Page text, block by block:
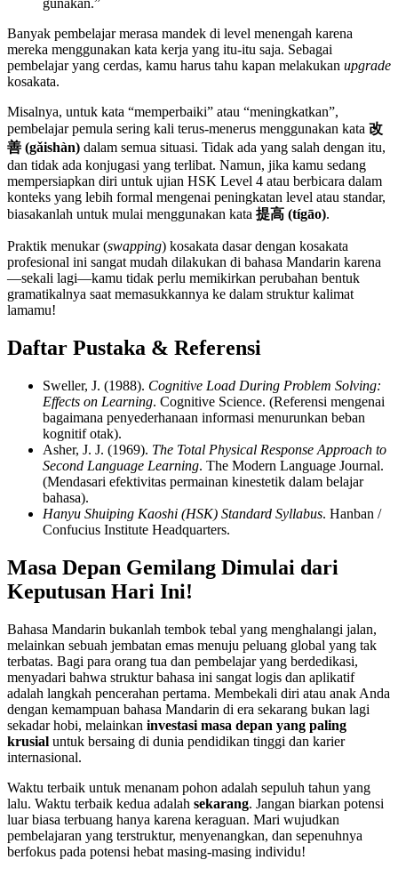
gunakan.”
Banyak pembelajar merasa mandek di level menengah karena
mereka menggunakan kata kerja yang itu-itu saja. Sebagai
pembelajar yang cerdas, kamu harus tahu kapan melakukan upgrade
kosakata.
Misalnya, untuk kata “memperbaiki” atau “meningkatkan”,
pembelajar pemula sering kali terus-menerus menggunakan kata 改
善 (gǎishàn) dalam semua situasi. Tidak ada yang salah dengan itu,
dan tidak ada konjugasi yang terlibat. Namun, jika kamu sedang
mempersiapkan diri untuk ujian HSK Level 4 atau berbicara dalam
konteks yang lebih formal mengenai peningkatan level atau standar,
biasakanlah untuk mulai menggunakan kata 提高 (tígāo).
Praktik menukar (swapping) kosakata dasar dengan kosakata
profesional ini sangat mudah dilakukan di bahasa Mandarin karena
—sekali lagi—kamu tidak perlu memikirkan perubahan bentuk
gramatikalnya saat memasukkannya ke dalam struktur kalimat
lamamu!
Daftar Pustaka & Referensi
Sweller, J. (1988). Cognitive Load During Problem Solving:
Effects on Learning. Cognitive Science. (Referensi mengenai
bagaimana penyederhanaan informasi menurunkan beban
kognitif otak).
Asher, J. J. (1969). The Total Physical Response Approach to
Second Language Learning. The Modern Language Journal.
(Mendasari efektivitas permainan kinestetik dalam belajar
bahasa).
Hanyu Shuiping Kaoshi (HSK) Standard Syllabus. Hanban /
Confucius Institute Headquarters.
Masa Depan Gemilang Dimulai dari
Keputusan Hari Ini!
Bahasa Mandarin bukanlah tembok tebal yang menghalangi jalan,
melainkan sebuah jembatan emas menuju peluang global yang tak
terbatas. Bagi para orang tua dan pembelajar yang berdedikasi,
menyadari bahwa struktur bahasa ini sangat logis dan aplikatif
adalah langkah pencerahan pertama. Membekali diri atau anak Anda
dengan kemampuan bahasa Mandarin di era sekarang bukan lagi
sekadar hobi, melainkan investasi masa depan yang paling
krusial untuk bersaing di dunia pendidikan tinggi dan karier
internasional.
Waktu terbaik untuk menanam pohon adalah sepuluh tahun yang
lalu. Waktu terbaik kedua adalah sekarang. Jangan biarkan potensi
luar biasa terbuang hanya karena keraguan. Mari wujudkan
pembelajaran yang terstruktur, menyenangkan, dan sepenuhnya
berfokus pada potensi hebat masing-masing individu!